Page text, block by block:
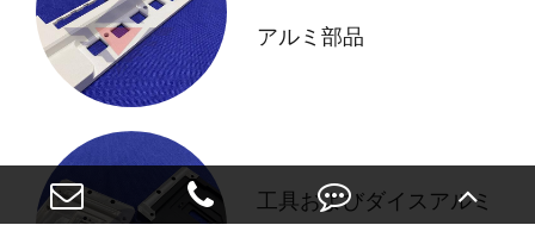
アルミ部品
工具およびダイスアルミ